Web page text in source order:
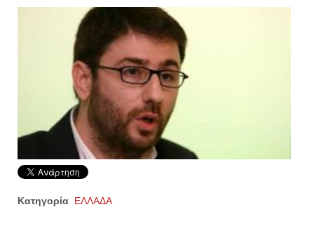
Κατηγορία ΕΛΛΑΔΑ